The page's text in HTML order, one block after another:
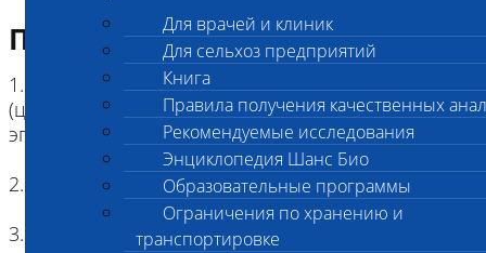
Для врачей и клиник
Для сельхоз предприятий
Книга
Правила получения качественных
Рекомендуемые исследования
Энциклопедия Шанс Био
Образовательные программы
Ограничения по хранению и
транспортировке
Подготовка к исследованию
1. Кровь (2 мл) в пробирке с антикоагулянтом.
(цитрат натрия, К3ЭДТА, К2ЭДТА) , буккальный
эпителий
2. Копия родословной
3. Наличие клейма или чипа